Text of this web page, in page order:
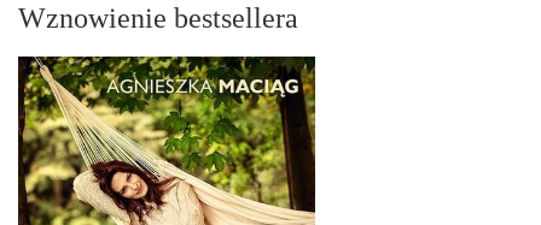
Wznowienie bestsellera